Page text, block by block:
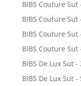
BIBS Couture
BIBS Couture
BIBS Couture
BIBS Couture
BIBS De Lux Sut
BIBS De Lux Sut